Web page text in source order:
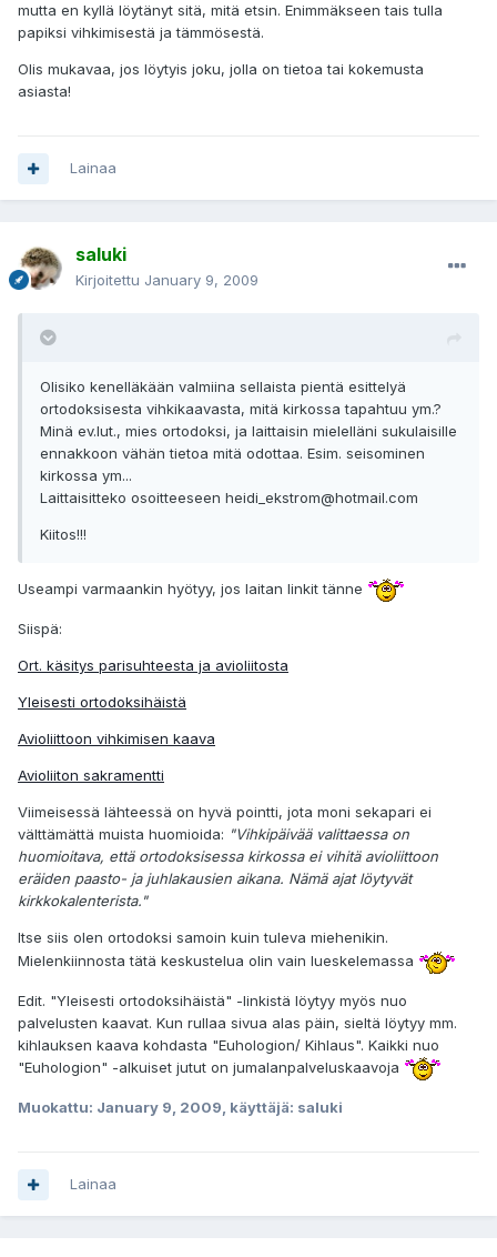
mutta en kyllä löytänyt sitä, mitä etsin. Enimmäkseen tais tulla
papiksi vihkimisestä ja tämmösestä.
Olis mukavaa, jos löytyis joku, jolla on tietoa tai kokemusta
asiasta!
Lainaa
saluki
Kirjoitettu January 9, 2009
Olisiko kenelläkään valmiina sellaista pientä esittelyä
ortodoksisesta vihkikaavasta, mitä kirkossa tapahtuu ym.?
Minä ev.lut., mies ortodoksi, ja laittaisin mielelläni sukulaisille
ennakkoon vähän tietoa mitä odottaa. Esim. seisominen
kirkossa ym...
Laittaisitteko osoitteeseen heidi_ekstrom@hotmail.com
Kiitos!!!
Useampi varmaankin hyötyy, jos laitan linkit tänne
Siispä:
Ort. käsitys parisuhteesta ja avioliitosta
Yleisesti ortodoksihäistä
Avioliittoon vihkimisen kaava
Avioliiton sakramentti
Viimeisessä lähteessä on hyvä pointti, jota moni sekapari ei
välttämättä muista huomioida: "Vihkipäivää valittaessa on
huomioitava, että ortodoksisessa kirkossa ei vihitä avioliittoon
eräiden paasto- ja juhlakausien aikana. Nämä ajat löytyvät
kirkkokalenterista."
Itse siis olen ortodoksi samoin kuin tuleva miehenikin.
Mielenkiinnosta tätä keskustelua olin vain lueskelemassa
Edit. "Yleisesti ortodoksihäistä" -linkistä löytyy myös nuo
palvelusten kaavat. Kun rullaa sivua alas päin, sieltä löytyy mm.
kihlauksen kaava kohdasta "Euhologion/ Kihlaus". Kaikki nuo
"Euhologion" -alkuiset jutut on jumalanpalveluskaavoja
Muokattu: January 9, 2009, käyttäjä: saluki
Lainaa